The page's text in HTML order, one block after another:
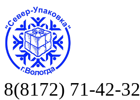
8(8172) 71-42-32